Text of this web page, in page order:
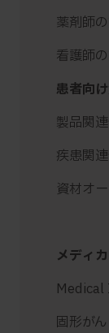
薬剤師
看護師
患者向
製品関
疾患関
資材オ
メディ
固形がん